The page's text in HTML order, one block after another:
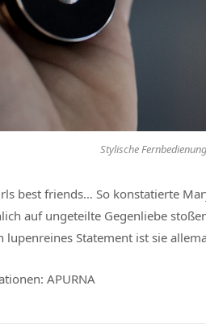
Stylische
best friends… So konstatierte
auf ungeteilte Gegenliebe
lupenreines Statement ist sie
APURNA